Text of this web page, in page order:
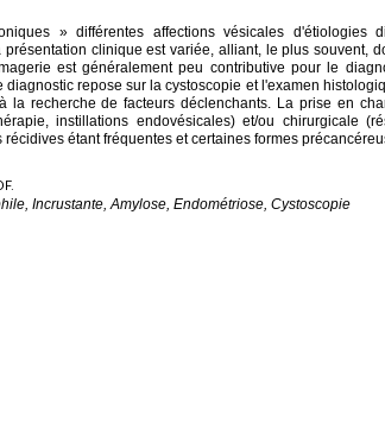
» différentes affections vésicales d'étiologies
clinique est variée, alliant, le plus souvent,
est généralement peu contributive pour le
repose sur la cystoscopie et l'examen
la recherche de facteurs déclenchants. La prise en
instillations endovésicales) et/ou chirurgicale
étant fréquentes et certaines formes
Incrustante, Amylose, Endométriose, Cystoscopie